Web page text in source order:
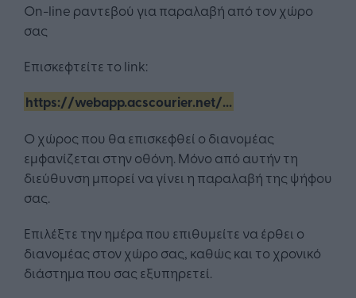
On-line ραντεβού για παραλαβή από τον χώρο
σας
Επισκεφτείτε το link:
https://webapp.acscourier.net/...
Ο χώρος που θα επισκεφθεί ο διανομέας
εμφανίζεται στην οθόνη. Μόνο από αυτήν τη
διεύθυνση μπορεί να γίνει η παραλαβή της ψήφου
σας.
Επιλέξτε την ημέρα που επιθυμείτε να έρθει ο
διανομέας στον χώρο σας, καθώς και το χρονικό
διάστημα που σας εξυπηρετεί.